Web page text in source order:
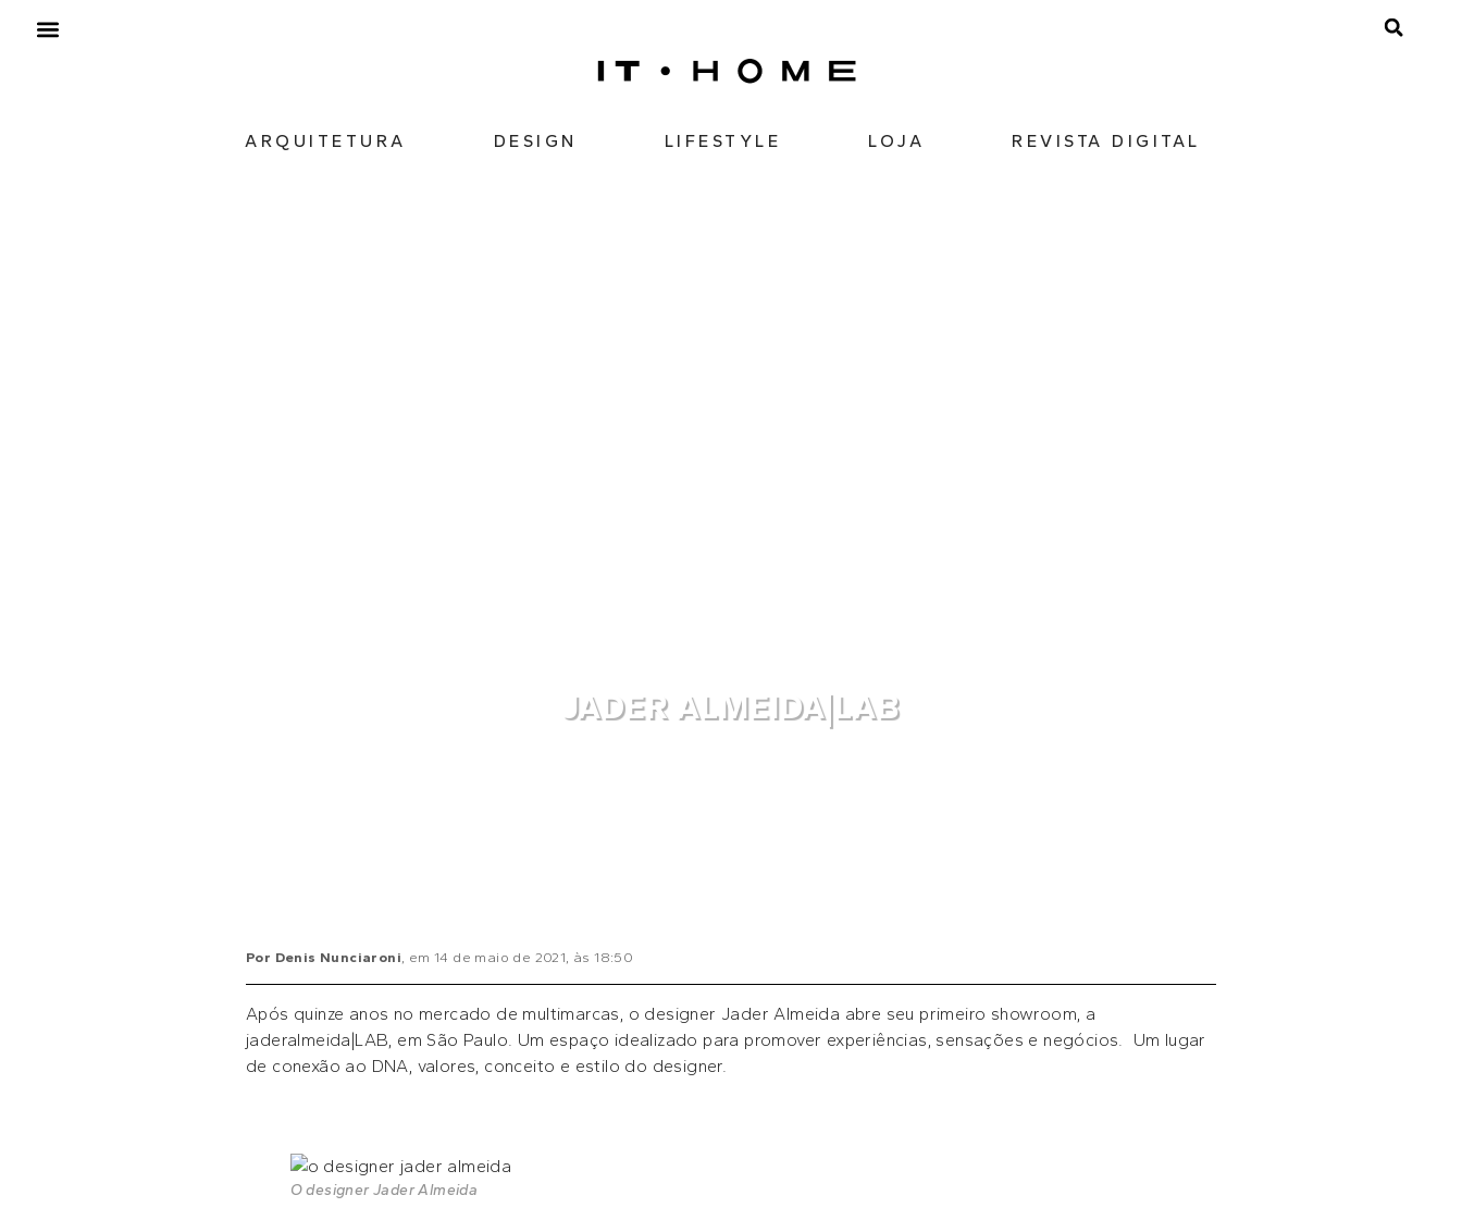
ARQUITETURA DESIGN LIFESTYLE LOJA REVISTA DIGITAL
JADER ALMEIDA|LAB
Por Denis Nunciaroni, em 14 de maio de 2021, às 18:50
Após quinze anos no mercado de multimarcas, o designer Jader Almeida abre seu primeiro showroom, a
jaderalmeida|LAB, em São Paulo. Um espaço idealizado para promover experiências, sensações e negócios. Um lugar
de conexão ao DNA, valores, conceito e estilo do designer.
O designer Jader Almeida